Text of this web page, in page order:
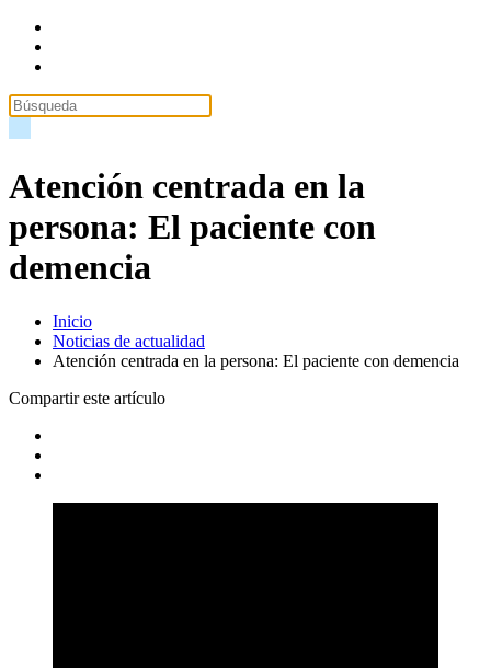
Atención centrada en la
persona: El paciente con
demencia
Inicio
Noticias de actualidad
Atención centrada en la persona: El paciente con demencia
Compartir este artículo